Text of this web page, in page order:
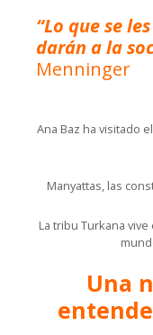
“Lo que se
darán a la
Menninger
Ana Baz ha visitado
Manyattas, las
La tribu Turkana
Una